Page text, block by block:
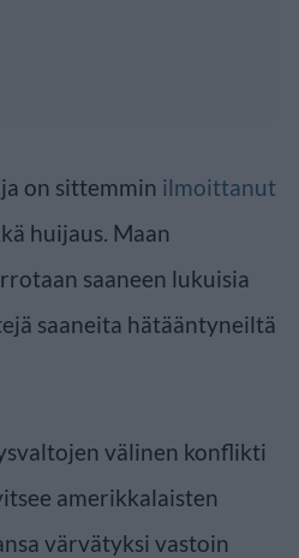
on sittemmin ilmoittanut
huijaus. Maan
saaneen lukuisia
saaneita hätääntyneiltä
välinen konflikti
amerikkalaisten
värvätyksi vastoin